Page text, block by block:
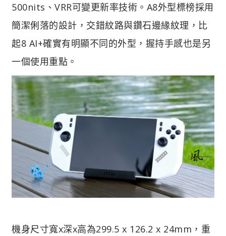
500nits、VRR可變更新率技術。 A8外型標榜採用
簡潔俐落的設計，交錯紋路與鑽石邊緣紋理，比
起8 AI+確實有明顯不同的外型，握持手感也是另
一個使用重點。
機身尺寸寬x深x高為299.5 x 126.2 x 24mm，重